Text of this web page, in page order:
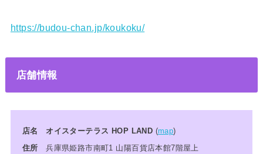
https://budou-chan.jp/koukoku/
店舗情報
店名 オイスターテラス HOP LAND (map)
住所兵庫県姫路市南町1 山陽百貨店本館7階屋上